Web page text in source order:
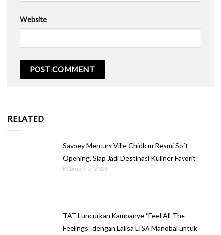
Website
RELATED
Savoey Mercury Ville Chidlom Resmi Soft
Opening, Siap Jadi Destinasi Kuliner Favorit
February 5, 2026
TAT Luncurkan Kampanye “Feel All The
Feelings” dengan Lalisa LISA Manobal untuk